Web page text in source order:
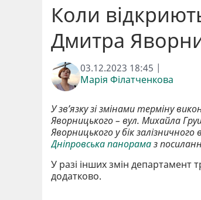
Коли
Дмитра
03.12.2023 18:45 |
Марія Філатченкова
У зв’язку зі змінами терміну
Яворницького – вул. Михайла
Яворницького у бік
Дніпровська панорамаз
У разі інших змін департамент
додатково.